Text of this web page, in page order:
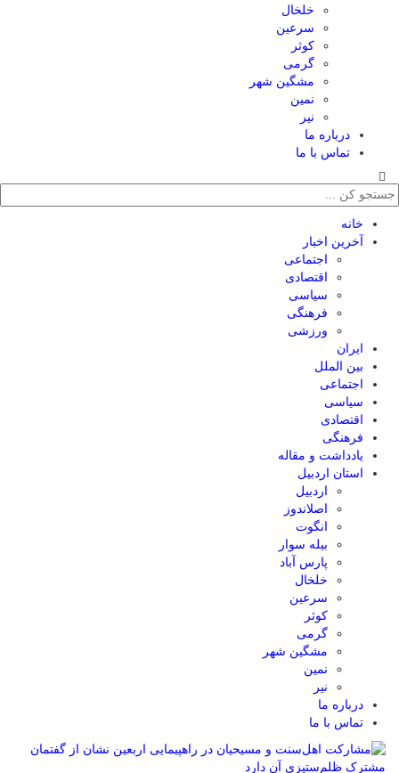
خلخال
سرعین
کوثر
گرمی
مشگین شهر
نمین
نیر
درباره ما
تماس با ما
خانه
آخرین اخبار
اجتماعی
اقتصادی
سیاسی
فرهنگی
ورزشی
ایران
بین الملل
اجتماعی
سیاسی
اقتصادی
فرهنگی
یادداشت و مقاله
استان اردبیل
اردبیل
اصلاندوز
انگوت
بیله سوار
پارس آباد
خلخال
سرعین
کوثر
گرمی
مشگین شهر
نمین
نیر
درباره ما
تماس با ما